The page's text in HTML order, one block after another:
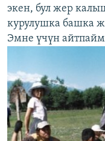
экен, бул жер
курулушка башка
Эмне үчүн